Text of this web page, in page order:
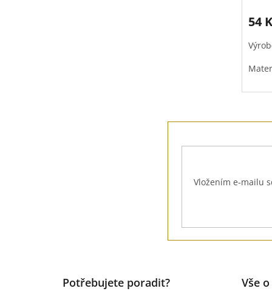
54
Vložením e-mailu
Potřebujete poradit? Vše